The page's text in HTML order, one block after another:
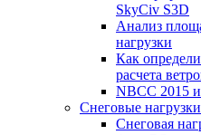
SkyCiv S3D
Анализ
нагрузки
Как
расчета
NBCC 2015
Снеговые нагрузки
Снеговая